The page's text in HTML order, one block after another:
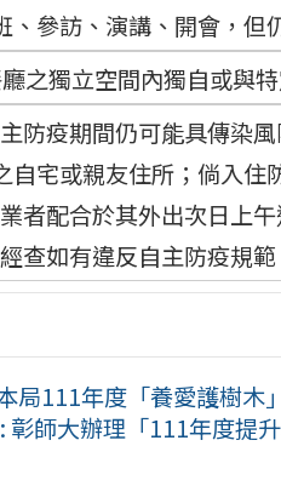
、參訪、演講、開會，但
之獨立空間內獨自或與
防疫期間仍可能具傳染
自宅或親友住所；倘入
者配合於其外出次日上
查如有違反自主防疫規
局111年度「養愛護樹木
彰師大辦理「111年度提